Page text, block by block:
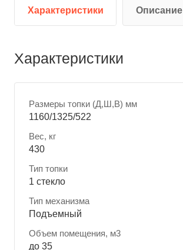
Характеристики Описание
Характеристики
Размеры топки (Д,Ш,В) мм
1160/1325/522
Вес, кг
430
Тип топки
1 стекло
Тип механизма
Подъемный
Объем помещения, м3
до 35